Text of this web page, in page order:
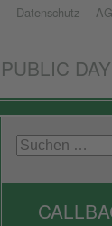
PUBLIC DAY
Datenschutz